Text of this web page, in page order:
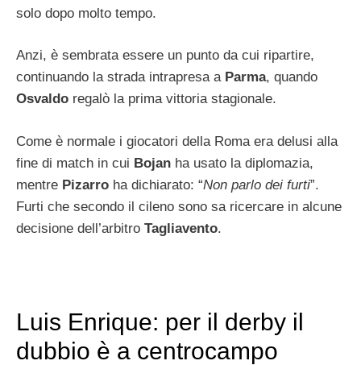
solo dopo molto tempo.
Anzi, è sembrata essere un punto da cui ripartire,
continuando la strada intrapresa a Parma, quando
Osvaldo regalò la prima vittoria stagionale.
Come è normale i giocatori della Roma era delusi alla
fine di match in cui Bojan ha usato la diplomazia,
mentre Pizarro ha dichiarato: “Non parlo dei furti”.
Furti che secondo il cileno sono sa ricercare in alcune
decisione dell’arbitro Tagliavento.
Luis Enrique: per il derby il
dubbio è a centrocampo